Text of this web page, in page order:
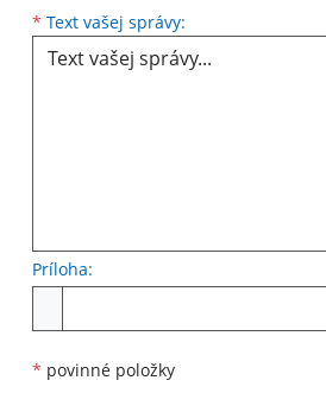
* Text vašej správy:
Príloha:
* povinné položky